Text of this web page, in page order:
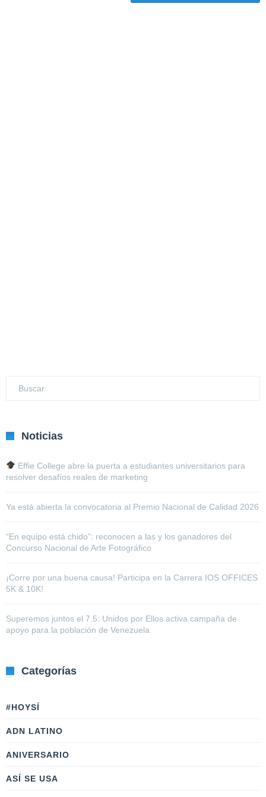
Noticias
Effie College abre la puerta a estudiantes universitarios para
resolver desafíos reales de marketing
Ya está abierta la convocatoria al Premio Nacional de Calidad 2026
“En equipo está chido”: reconocen a las y los ganadores del
Concurso Nacional de Arte Fotográfico
¡Corre por una buena causa! Participa en la Carrera IOS OFFICES
5K & 10K!
Superemos juntos el 7.5: Unidos por Ellos activa campaña de
apoyo para la población de Venezuela
Categorías
#HOYSÍ
ADN LATINO
ANIVERSARIO
ASÍ SE USA